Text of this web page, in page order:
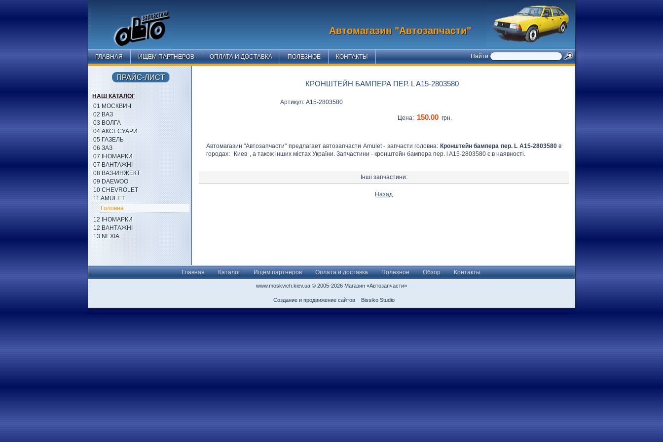
Автомагазин "Автозапчасти"
ГЛАВНАЯ ИЩЕМ ПАРТНЕРОВ ОПЛАТА И ДОСТАВКА ПОЛЕЗНОЕ КОНТАКТЫ Найти
КРОНШТЕЙН БАМПЕРА ПЕР. L A15-2803580
Артикул: A15-2803580
Цена: 150.00 грн.
Автомагазин "Автозапчасти" предлагает автозапчасти Amulet - запчасти головна: Кронштейн бампера пер. L A15-2803580в
городах:
Киев , а також інших містах України. Запчастини - кронштейн бампера пер. l A15-2803580 є в наявності.
Інші запчастини:
Назад
ПРАЙС-ЛИСТ
НАШ КАТАЛОГ
01 МОСКВИЧ
02 ВАЗ
03 ВОЛГА
04 АКСЕСУАРИ
05 ГАЗЕЛЬ
06 ЗАЗ
07 ІНОМАРКИ
07 ВАНТАЖНІ
08 ВАЗ-ИНЖЕКТ
09 DAEWOO
10 CHEVROLET
11 AMULET
Головна
12 ІНОМАРКИ
12 ВАНТАЖНІ
13 NEXIA
Главная Каталог Ищем партнеров Оплата и доставка Полезное Обзор Контакты
www.moskvich.kiev.ua © 2005-2026 Магазин «Автозапчасти»
Создание и продвижение сайтов Bissiko Studio